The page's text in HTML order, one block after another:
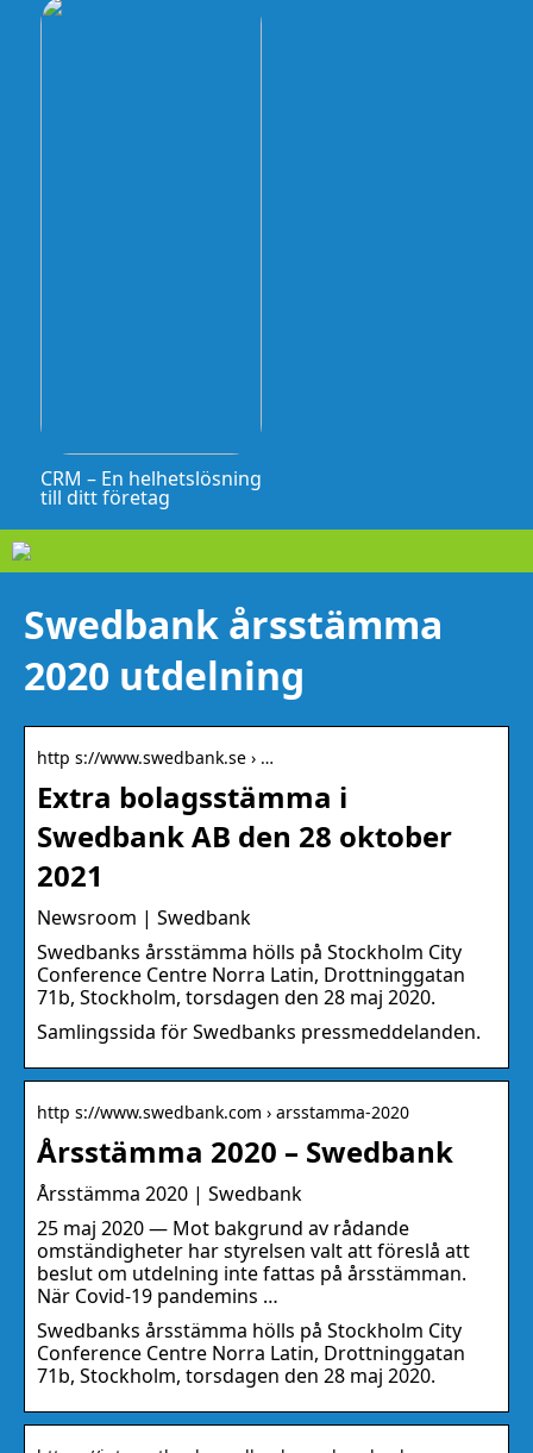
CRM – En helhetslösning
till ditt företag
Swedbank årsstämma
2020 utdelning
http s://www.swedbank.se › …
Extra bolagsstämma i
Swedbank AB den 28 oktober
2021
Newsroom | Swedbank
Swedbanks årsstämma hölls på Stockholm City
Conference Centre Norra Latin, Drottninggatan
71b, Stockholm, torsdagen den 28 maj 2020.
Samlingssida för Swedbanks pressmeddelanden.
http s://www.swedbank.com › arsstamma-2020
Årsstämma 2020 – Swedbank
Årsstämma 2020 | Swedbank
25 maj 2020 — Mot bakgrund av rådande
omständigheter har styrelsen valt att föreslå att
beslut om utdelning inte fattas på årsstämman.
När Covid-19 pandemins …
Swedbanks årsstämma hölls på Stockholm City
Conference Centre Norra Latin, Drottninggatan
71b, Stockholm, torsdagen den 28 maj 2020.